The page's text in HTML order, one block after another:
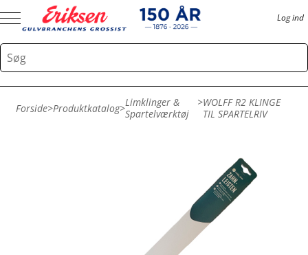
Log ind
Forside>Produktkatalog>Limklinger &
Spartelværktøj
>WOLFF R2 KLINGE
TIL SPARTELRIV